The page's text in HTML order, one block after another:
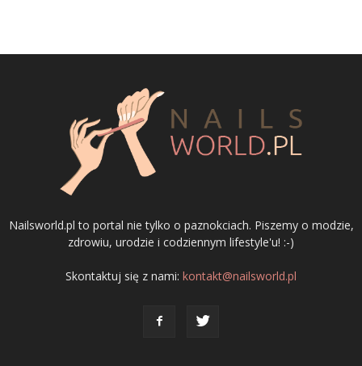
Nailsworld.pl to portal nie tylko o paznokciach. Piszemy o modzie,
zdrowiu, urodzie i codziennym lifestyle'u! :-)
Skontaktuj się z nami: kontakt@nailsworld.pl